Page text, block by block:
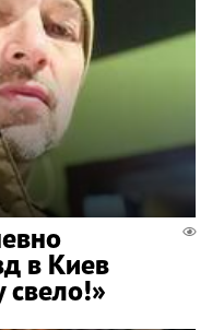
в Киев
свело!»